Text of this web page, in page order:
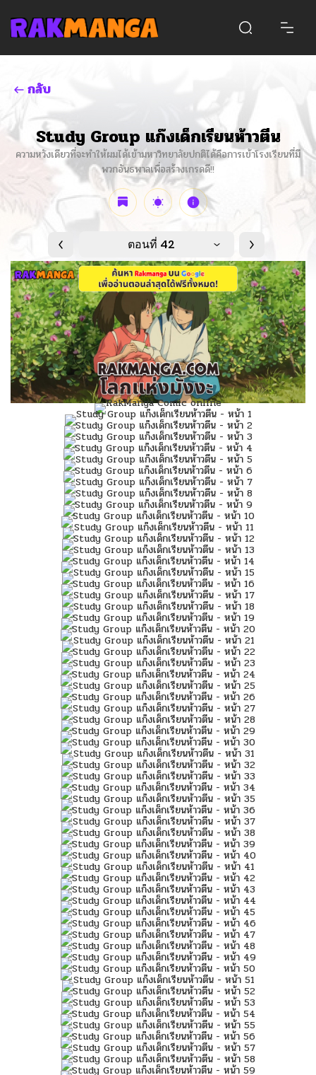
กลับ
Study Group แก๊งเด็กเรียนห้าวตีน
ความหวังเดียวที่จะทำให้ผมได้เข้ามหาวิทยาลัยปกติได้คือการเข้าโรงเรียนที่มี
พวกอันธพาลเพื่อสร้างเกรดดี!!
ตอนที่ 42